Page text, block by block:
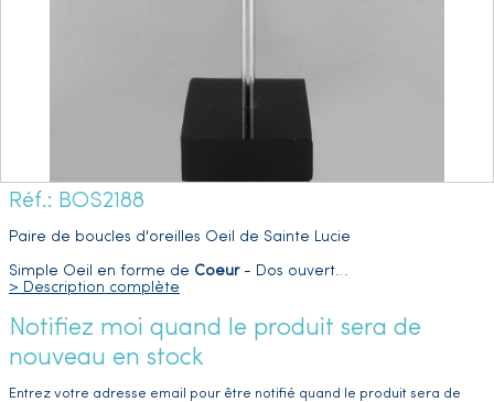
Réf.: BOS2188
Paire de boucles d'oreilles Oeil de Sainte Lucie
Simple Oeil en forme de Coeur- Dos ouvert…
> Description complète
Notifiez moi quand le produit sera de
nouveau en stock
Entrez votre adresse email pour être notifié quand le produit sera de